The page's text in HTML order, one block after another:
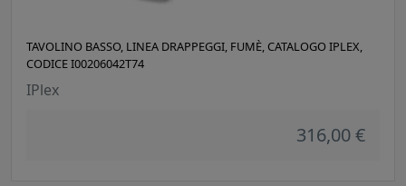
TAVOLINO BASSO, LINEA DRAPPEGGI, FUMÈ, CATALOGO IPLEX,
CODICE I00206042T74
IPlex
316,00 €